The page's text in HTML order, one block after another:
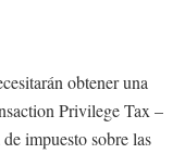
obtener una
Privilege Tax –
impuesto sobre las